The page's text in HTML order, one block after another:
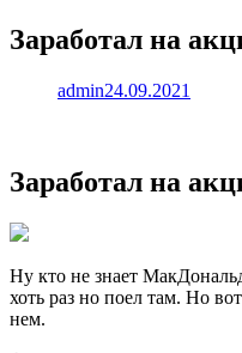
Заработал на
admin24.09.2021
Заработал на
Ну кто не знает
хоть раз но поел там. Но
нем.